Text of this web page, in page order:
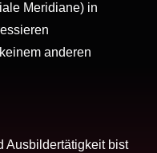
Meridiane) in
anderen
Ausbildertätigkeit bist